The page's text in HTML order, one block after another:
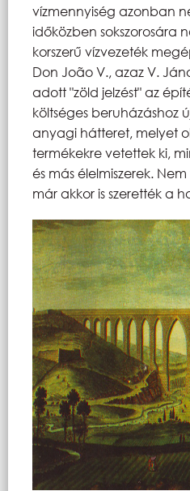
vízmennyiség azonban
időközben sokszorosára
korszerű vízvezeték
Don João V., azaz V.
adott "zöld jelzést" az
költséges beruházáshoz
anyagi hátteret, melyet
termékekre vetettek ki,
és más élelmiszerek.
már akkor is szerették a